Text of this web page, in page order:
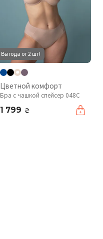
Выгода от 2 шт!
Цветной комфорт
Бра с чашкой спейсер 048С
1 799 ₴